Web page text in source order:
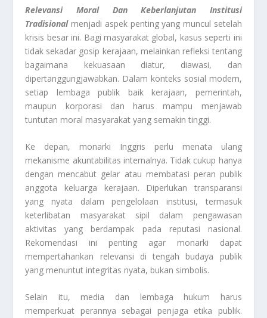
Relevansi Moral Dan Keberlanjutan Institusi
Tradisional menjadi aspek penting yang muncul setelah
krisis besar ini. Bagi masyarakat global, kasus seperti ini
tidak sekadar gosip kerajaan, melainkan refleksi tentang
bagaimana kekuasaan diatur, diawasi, dan
dipertanggungjawabkan. Dalam konteks sosial modern,
setiap lembaga publik baik kerajaan, pemerintah,
maupun korporasi dan harus mampu menjawab
tuntutan moral masyarakat yang semakin tinggi.
Ke depan, monarki Inggris perlu menata ulang
mekanisme akuntabilitas internalnya. Tidak cukup hanya
dengan mencabut gelar atau membatasi peran publik
anggota keluarga kerajaan. Diperlukan transparansi
yang nyata dalam pengelolaan institusi, termasuk
keterlibatan masyarakat sipil dalam pengawasan
aktivitas yang berdampak pada reputasi nasional.
Rekomendasi ini penting agar monarki dapat
mempertahankan relevansi di tengah budaya publik
yang menuntut integritas nyata, bukan simbolis.
Selain itu, media dan lembaga hukum harus
memperkuat perannya sebagai penjaga etika publik.